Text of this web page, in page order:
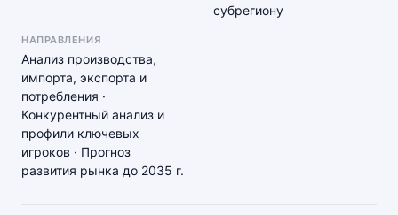
субрегиону
НАПРАВЛЕНИЯ
Анализ производства,
импорта, экспорта и
потребления ·
Конкурентный анализ и
профили ключевых
игроков · Прогноз
развития рынка до 2035 г.